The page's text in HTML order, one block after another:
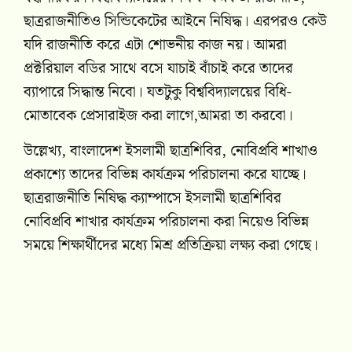
ছাত্ররাজনীতিও সিন্ডিকেটের আইনে নিষিদ্ধ। এরপরও কেউ
যদি রাজনীতি করে এটা শোভনীয় কাজ নয়। আমরা
প্রক্টরিয়াল বডির সাথে বসে যাচাই বাঁচাই করে তাদের
ব্যাপারে সিদ্ধান্ত নিবো। যতটুকু বিশ্ববিদ্যালয়ের বিধি-
মোতাবেক প্রেসারাইজ করা লাগে,আমরা তা করবো।
উল্লেখ্য, বাংলাদেশ ইসলামী ছাত্রশিবির, নোবিপ্রবি শাখাও
প্রকাশ্যে তাদের বিভিন্ন কার্যক্রম পরিচালনা করে যাচ্ছে।
ছাত্ররাজনীতি নিষিদ্ধ ক্যাম্পাসে ইসলামী ছাত্রশিবির
নোবিপ্রবি শাখার কার্যক্রম পরিচালনা করা নিয়েও বিভিন্ন
সময়ে শিক্ষার্থীদের মধ্যে মিশ্র প্রতিক্রিয়া লক্ষ্য করা গেছে।